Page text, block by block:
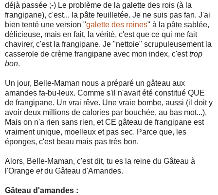
déjà passée ;-) Le problème de la galette des rois (à la
frangipane), c'est... la pâte feuilletée. Je ne suis pas fan. J'ai
bien tenté une version "galette des reines" à la pâte sablée,
délicieuse, mais en fait, la vérité, c'est que ce qui me fait
chavirer, c'est la frangipane. Je "nettoie" scrupuleusement la
casserole de crème frangipane avec mon index, c'esttrop
bon.
Un jour, Belle-Maman nous a préparé un gâteau aux
amandes fa-bu-leux. Comme s'il n'avait été constitué QUE
de frangipane. Un vrai rêve. Une vraie bombe, aussi (il doit y
avoir deux millions de calories par bouchée, au bas mot...).
Mais on n'a rien sans rien, et CE gâteau de frangipane est
vraiment unique, moelleux et pas sec. Parce que, les
éponges, c'est beau mais pas très bon.
Alors, Belle-Maman, c'est dit, tu es la reine du Gâteau à
l'Orange etdu Gâteau d'Amandes.
Gâteau d'amandes :